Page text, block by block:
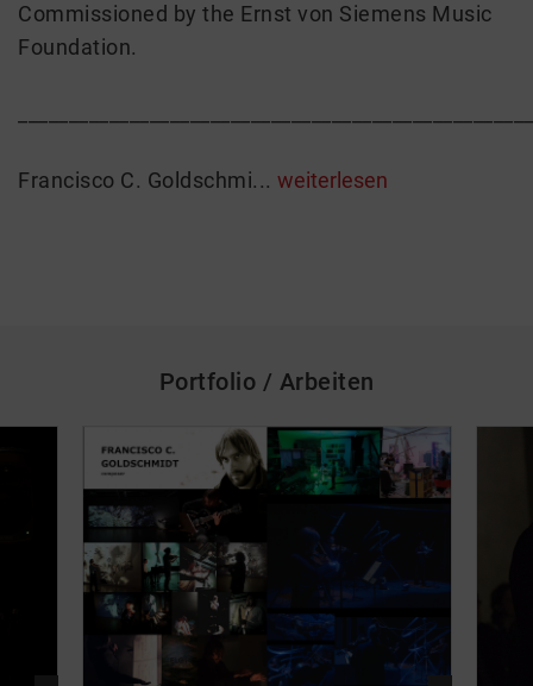
Commissioned by the Ernst von Siemens Music
Foundation.
Francisco C. Goldschmi... weiterlesen
Portfolio / Arbeiten